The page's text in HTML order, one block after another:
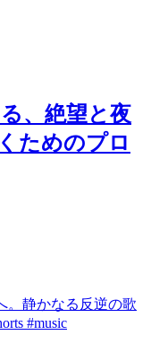
、絶望と夜
ためのプロ
。静かなる反逆の歌
#music